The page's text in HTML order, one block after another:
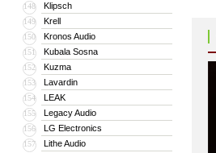
148 Klipsch
149 Krell
150 Kronos Audio
151 Kubala Sosna
152 Kuzma
153 Lavardin
154 LEAK
155 Legacy Audio
156 LG Electronics
157 Lithe Audio